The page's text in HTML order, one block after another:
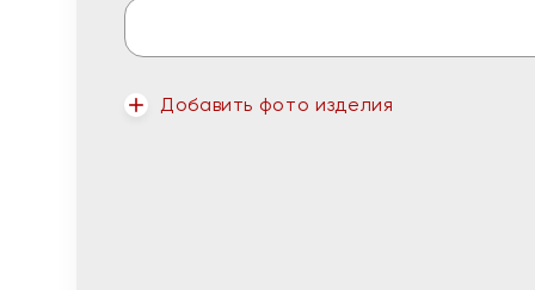
Добавить фото изделия